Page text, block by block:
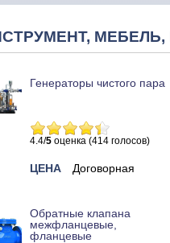
Генераторы чистого пара
4.4/5 оценка (414 голосов)
ЦЕНА Договорная
Обратные клапана
межфланцевые,
фланцевые